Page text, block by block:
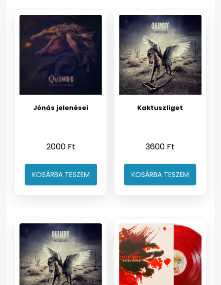
Jónás jelenései
2000 Ft
KOSÁRBA TESZEM
Kaktuszliget
3600 Ft
KOSÁRBA TESZEM